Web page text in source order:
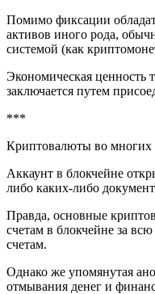
Помимо фиксации
активов иного рода,
системой (как
Экономическая ценность
заключается путем
***
Криптовалюты во многих
Аккаунт в блокчейне
либо каких-либо
Правда, основные
счетам в блокчейне за
счетам.
Однако же упомянутая
отмывания денег и